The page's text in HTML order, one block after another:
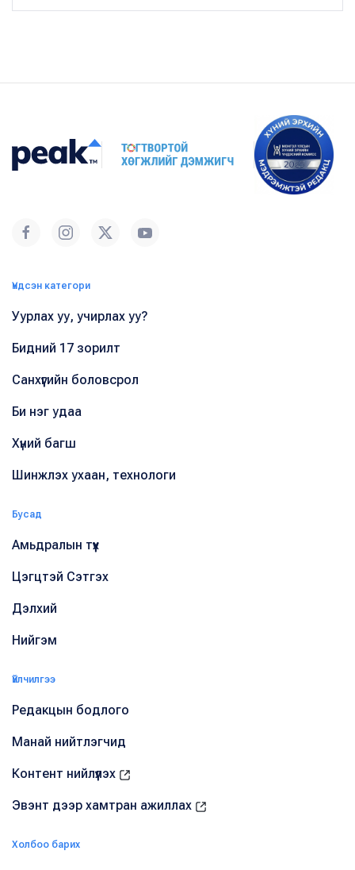
Үндсэн категори
Уурлах уу, учирлах уу?
Бидний 17 зорилт
Санхүүгийн боловсрол
Би нэг удаа
Хүний багш
Шинжлэх ухаан, технологи
Бусад
Амьдралын түүх
Цэгцтэй Сэтгэх
Дэлхий
Нийгэм
Үйлчилгээ
Редакцын бодлого
Манай нийтлэгчид
Контент нийлүүлэх
Эвэнт дээр хамтран ажиллах
Холбоо барих